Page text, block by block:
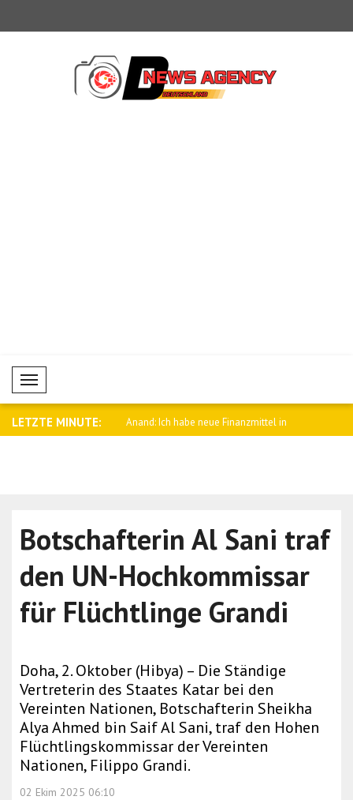
Mobil Menü
LETZTE MINUTE:
Börsen überwiegend Anand: Ich habe neue Finanzmittel in
Botschafterin Al Sani traf
den UN-Hochkommissar
für Flüchtlinge Grandi
Doha, 2. Oktober (Hibya) – Die Ständige
Vertreterin des Staates Katar bei den
Vereinten Nationen, Botschafterin Sheikha
Alya Ahmed bin Saif Al Sani, traf den Hohen
Flüchtlingskommissar der Vereinten
Nationen, Filippo Grandi.
02 Ekim 2025 06:10